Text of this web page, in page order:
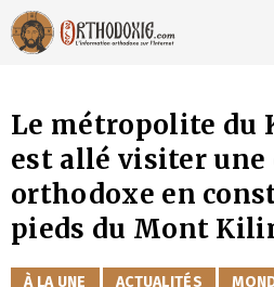
Aller
au
contenu
Le métropolite du
est allé visiter une
orthodoxe en
pieds du Mont
CATÉGORIES
À LA UNE ACTUALITÉS